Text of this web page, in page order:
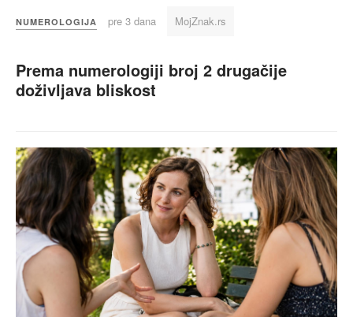
NUMEROLOGIJA pre 3 dana MojZnak.rs
Prema numerologiji broj 2 drugačije
doživljava bliskost